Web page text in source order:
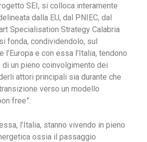
SEI, si colloca interamente
dalla EU, dal PNIEC, dal
Specialisation Strategy Calabria
fonda, condividendolo, sul
e con essa l’Italia, tendono
di un pieno coinvolgimento dei
attori principali sia durante che
verso un modello
free”.
l’Italia, stanno vivendo in pieno
ossia il passaggio